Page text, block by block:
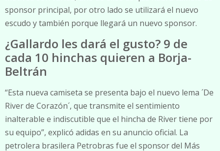
sponsor principal, por otro lado se utilizará el nuevo
escudo y también porque llegará un nuevo sponsor.
¿Gallardo les dará el gusto? 9 de
cada 10 hinchas quieren a Borja-
Beltrán
“Esta nueva camiseta se presenta bajo el nuevo lema ´De
River de Corazón´, que transmite el sentimiento
inalterable e indiscutible que el hincha de River tiene por
su equipo”, explicó adidas en su anuncio oficial. La
petrolera brasilera Petrobras fue el sponsor del Más